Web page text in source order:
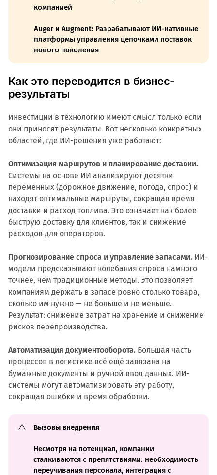
компанией
Auger и Augment: Разрабатывают ИИ-нативные
платформы управления цепочками поставок
нового поколения
Как это переводится в бизнес-
результаты
Инвестиции в технологию имеют смысл только если
они приносят результаты. Вот несколько конкретных
областей, где ИИ-решения уже работают:
Оптимизация маршрутов и планирование доставки.
Системы на основе ИИ анализируют десятки
переменных (дорожное движение, погода, спрос) и
находят оптимальные маршруты, сокращая время
доставки и расход топлива. Это означает как более
быструю доставку для клиентов, так и снижение
расходов для операторов.
Прогнозирование спроса и управление запасами.ИИ-
модели предсказывают колебания спроса намного
точнее, чем традиционные методы. Это позволяет
компаниям держать в запасе ровно столько товара,
сколько им нужно — не больше и не меньше.
Результат: снижение затрат на хранение и снижение
рисков перепроизводства.
Автоматизация документооборота.Большая часть
процессов в логистике всё ещё завязана на
бумажные документы и ручной ввод данных. ИИ-
системы могут автоматизировать эту работу,
сокращая ошибки и время обработки.
⚠️ Вызовы внедрения
Несмотря на потенциал, компании
сталкиваются с препятствиями: необходимость
переучивания персонала, интеграция с